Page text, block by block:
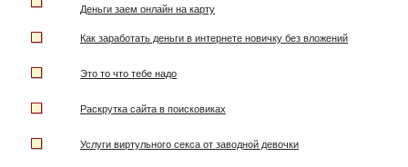
Деньги заем онлайн на карту
Как заработать деньги в интернете новичку без вложений
Это то что тебе надо
Раскрутка сайта в поисковиках
Услуги виртульного секса от заводной девочки